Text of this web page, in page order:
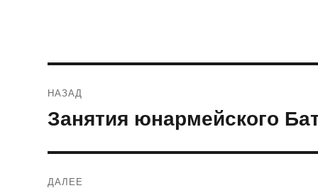
по
НАЗАД
Предыдущая
Занятия юнармейского
ДАЛЕЕ